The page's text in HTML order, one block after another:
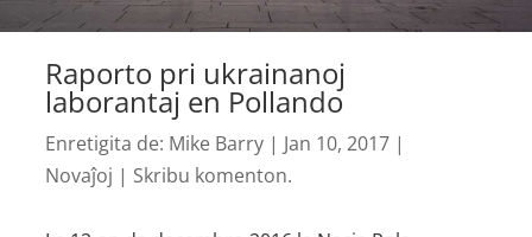
Raporto pri ukrainanoj
laborantaj en Pollando
Enretigita de: Mike Barry | Jan 10, 2017 |
Novaĵoj | Skribu komenton.